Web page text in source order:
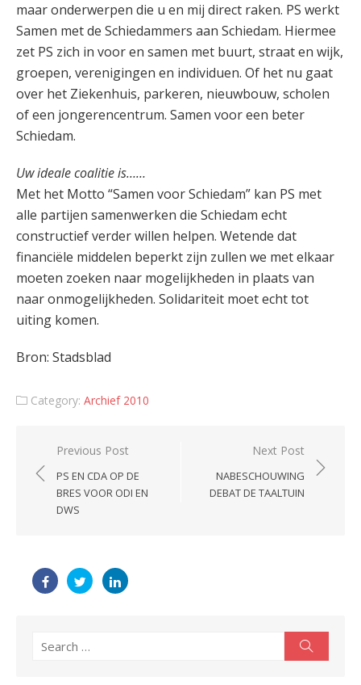
maar onderwerpen die u en mij direct raken. PS werkt
Samen met de Schiedammers aan Schiedam. Hiermee
zet PS zich in voor en samen met buurt, straat en wijk,
groepen, verenigingen en individuen. Of het nu gaat
over het Ziekenhuis, parkeren, nieuwbouw, scholen
of een jongerencentrum. Samen voor een beter
Schiedam.
Uw ideale coalitie is……
Met het Motto “Samen voor Schiedam” kan PS met
alle partijen samenwerken die Schiedam echt
constructief verder willen helpen. Wetende dat
financiële middelen beperkt zijn zullen we met elkaar
moeten zoeken naar mogelijkheden in plaats van
naar onmogelijkheden. Solidariteit moet echt tot
uiting komen.
Bron: Stadsblad
Category: Archief 2010
Post
navigation
Previous Post
PS EN CDA OP DE
BRES VOOR ODI EN
DWS
Next Post
NABESCHOUWING
DEBAT DE TAALTUIN
for: